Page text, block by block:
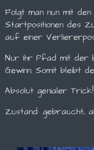
Folgt man nun mit
Startpositionen des
auf einer
Nur Ihr Pfad mit der
Gewinn. Somit bleibt
Absolut genialer Trick!!
Zustand: gebraucht,